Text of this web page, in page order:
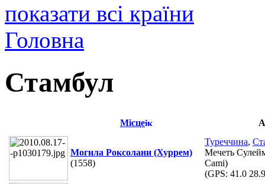
показати всі країни
Головна
Стамбул
Місце
Могила Роксолани (Хуррем)
(1558)
Туреччина,
Мечеть
Cami)
(GPS: 41.0 28.9